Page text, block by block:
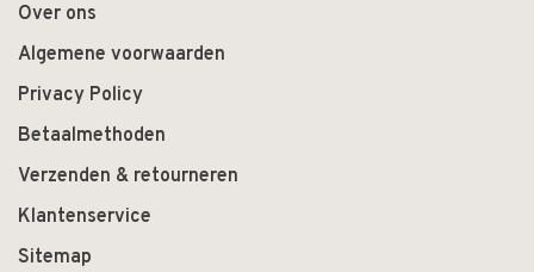
Over ons
Algemene voorwaarden
Privacy Policy
Betaalmethoden
Verzenden & retourneren
Klantenservice
Sitemap